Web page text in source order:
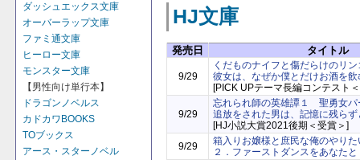
ダッシュエックス文庫
オーバーラップ文庫
ファミ通文庫
ヒーロー文庫
モンスター文庫
【男性向け単行本】
ドラゴンノベルス
カドカワBOOKS
TOブックス
アース・スターノベル
HJ文庫
発売日 タイトル
9/29
くだものナイフと傷だらけのリ
彼女は、なぜか僕とだけお酒を飲
[PICK UPテーマ長編コンテスト
9/29
忘れられ師の英雄譚１ 聖勇女パ
追放をされた男は、記憶に残ら
[HJ小説大賞2021後期＜受賞＞]
9/29
箱入りお嬢様と庶民な俺のやり
２．ファーストダンスをあなたと